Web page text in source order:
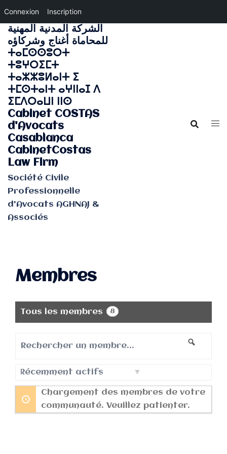
Connexion Inscription
Aller
au
contenu
الشركة المدنية المهنية
للمحاماة أغناج وشركاؤه
ⵜⴰⵎⵙⵙⵓⵔⵜ
ⵜⵓⵖⵔⵉⵎⵜ
ⵜⴰⵣⵣⵓⵍⴰⵏⵜ ⵉ
ⵜⵎⵙⵜⴰⵏⵜ ⴰⵖⵏⵏⴰⵊ ⴷ
ⵉⵎⴷⵔⴰⵡⵏ ⵏⵏⵙ
Cabinet COSTAS
d'Avocats
Casablanca
CabinetCostas
Law Firm
Société Civile
Professionnelle
d'Avocats AGHNAJ &
Associés
Membres
Tous les membres 8
membre...
Trier
par:
Chargement des membres de votre
communauté. Veuillez patienter.